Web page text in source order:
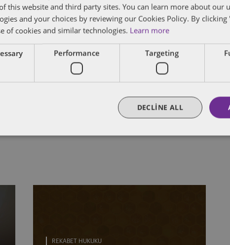
, enflasyon,fiyat liderliği , hub&spoke,law and economics,
REKABET HUKUKU
this website and third party sites. You can learn more about our
and your choices by reviewing our Cookies Policy. By clicking
of cookies and similar technologies. Learn more
Performance Targeting
DECLINE ALL